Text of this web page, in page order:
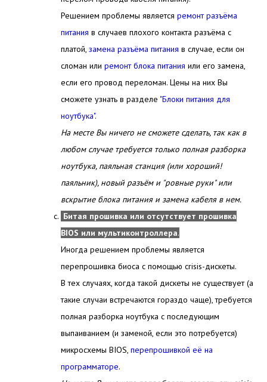
Решением проблемы являетсяремонт разъёма
питания в случаев плохого контакта разъёма с
платой,замена разъёма питания в случае, если он
сломан или ремонт блока питания или его замена,
если его провод переломан. Цены на них Вы
сможете узнать в разделе "Блоки питания для
ноутбука".
На месте Вы ничего не сможете сделать, так как в
любом случае требуется только полная разборка
ноутбука, паяльная станция (или хороший!
паяльник), новый разъём и "ровные руки" или
вскрытие блока питания и замена кабеля в нем.
Битая прошивка или отсутствует прошивка
BIOS или мультиконтроллера.
Иногда решением проблемы является
перепрошивка биоса с помощью crisis-дискеты.
В тех случаях, когда такой дискеты не существует (а
такие случаи встречаются гораздо чаще), требуется
полная разборка ноутбука с последующим
выпаиванием (и заменой, если это потребуется)
микросхемы BIOS,перепрошивкой её на
программаторе.